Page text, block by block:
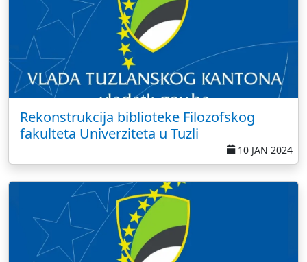
Rekonstrukcija biblioteke Filozofskog
fakulteta Univerziteta u Tuzli
10 JAN 2024